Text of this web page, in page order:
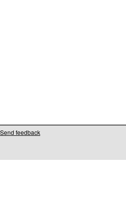
Send feedback